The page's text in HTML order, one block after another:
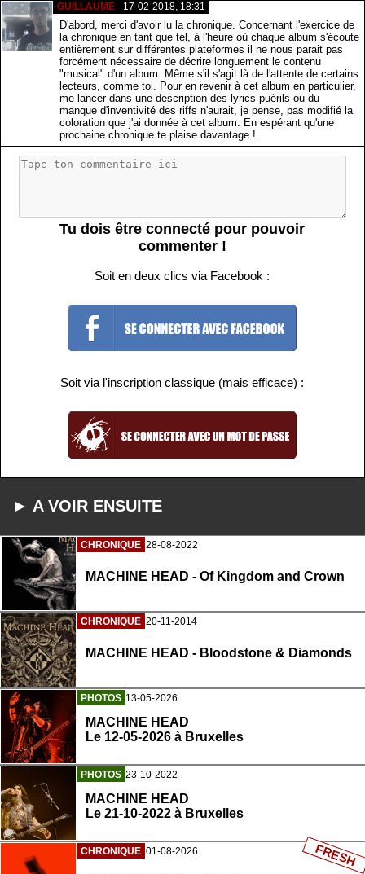
GUILLAUME - 17-02-2018, 18:31
D'abord, merci d'avoir lu la chronique. Concernant l'exercice de
la chronique en tant que tel, à l'heure où chaque album s'écoute
entièrement sur différentes plateformes il ne nous parait pas
forcément nécessaire de décrire longuement le contenu
"musical" d'un album. Même s'il s'agit là de l'attente de certains
lecteurs, comme toi. Pour en revenir à cet album en particulier,
me lancer dans une description des lyrics puérils ou du
manque d'inventivité des riffs n'aurait, je pense, pas modifié la
coloration que j'ai donnée à cet album. En espérant qu'une
prochaine chronique te plaise davantage !
Tu dois être connecté pour pouvoir
commenter !
Soit en deux clics via Facebook :
Soit via l'inscription classique (mais efficace) :
► A VOIR ENSUITE
CHRONIQUE 28-08-2022
MACHINE HEAD - Of Kingdom and Crown
CHRONIQUE 20-11-2014
MACHINE HEAD - Bloodstone & Diamonds
PHOTOS 13-05-2026
MACHINE HEAD
Le 12-05-2026 à Bruxelles
PHOTOS 23-10-2022
MACHINE HEAD
Le 21-10-2022 à Bruxelles
CHRONIQUE 01-08-2026 FRESH